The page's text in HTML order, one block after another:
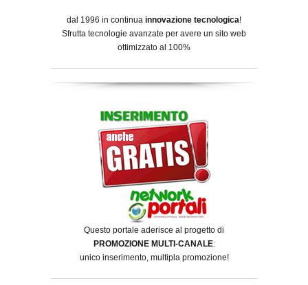
dal 1996 in continua innovazione tecnologica!
Sfrutta tecnologie avanzate per avere un sito web
ottimizzato al 100%
Questo portale aderisce al progetto di
PROMOZIONE MULTI-CANALE:
unico inserimento, multipla promozione!